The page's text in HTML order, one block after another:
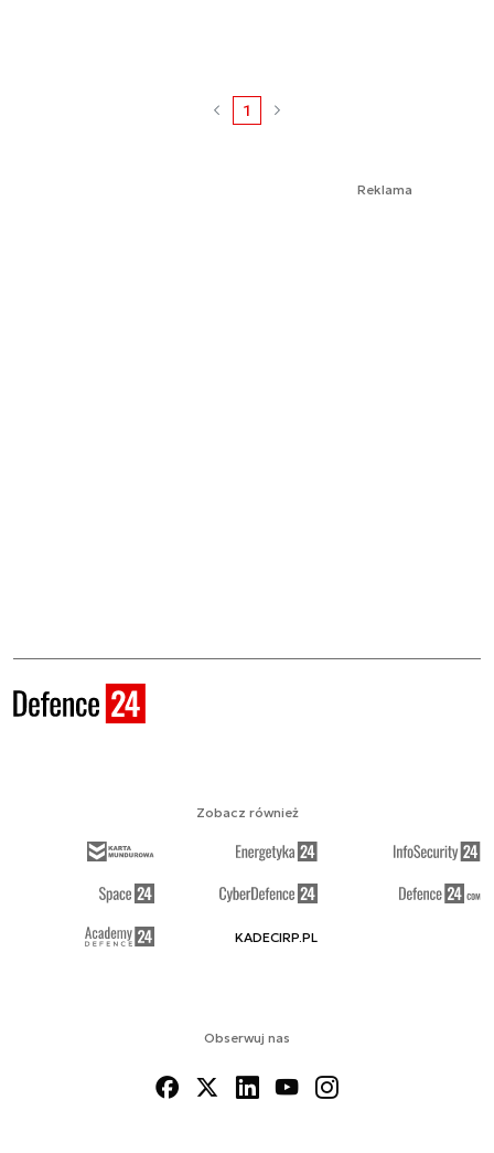
1
Reklama
Obserwuj nas
Zobacz również
KADECIRP.PL